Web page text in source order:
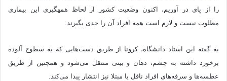
را از پای در آوریم، اکنون وضعیت کشور از لحاظ همه‎گیری این بیماری
مطلوب نیست و لازم است همه افراد آن را جدی بگیرند.
به گفته این استاد دانشگاه، کرونا از طریق دست‌هایی که به سطوح آلوده
برخورد داشته به چشم، دهان و بینی منتقل می‌شود و همچنین از طریق
عطسه‌ها و سرفه‌های افراد ناقل یا مبتلا نیز انتشار پیدا می‌کند.